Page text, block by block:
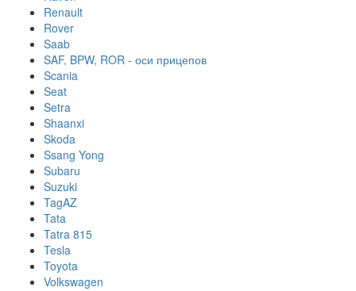
Renault
Rover
Saab
SAF, BPW, ROR - оси прицепов
Scania
Seat
Setra
Shaanxi
Skoda
Ssang Yong
Subaru
Suzuki
TagAZ
Tata
Tatra 815
Tesla
Toyota
Volkswagen